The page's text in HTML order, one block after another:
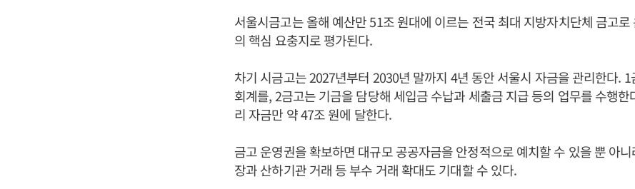
서울시금고는 올해 예산만 51조 원대에 이르는 전국 최대 지방자치단체 금고로
의 핵심 요충지로 평가된다.
차기 시금고는 2027년부터 2030년 말까지 4년 동안 서울시 자금을 관리한다. 1
회계를, 2금고는 기금을 담당해 세입금 수납과 세출금 지급 등의 업무를 수행한
리 자금만 약 47조 원에 달한다.
금고 운영권을 확보하면 대규모 공공자금을 안정적으로 예치할 수 있을 뿐 아
장과 산하기관 거래 등 부수 거래 확대도 기대할 수 있다.